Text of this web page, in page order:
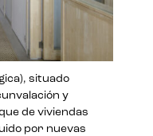
situado
y
de viviendas
por nuevas